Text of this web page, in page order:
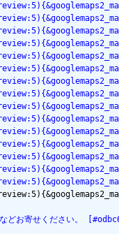
どお寄せください。